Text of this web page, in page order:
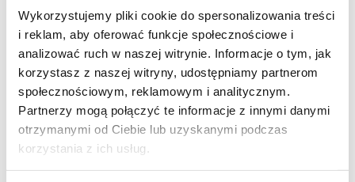
Wykorzystujemy pliki cookie do spersonalizowania treści
i reklam, aby oferować funkcje społecznościowe i
analizować ruch w naszej witrynie. Informacje o tym, jak
korzystasz z naszej witryny, udostępniamy partnerom
społecznościowym, reklamowym i analitycznym.
Partnerzy mogą połączyć te informacje z innymi danymi
otrzymanymi od Ciebie lub uzyskanymi podczas
korzystania z ich usług.
von Cookies:
Session-Cookies: Dies sind Dateien, die
auf dem Gerät des Benutzers gespeichert
sind und dort bis zum Ende der Sitzung
des jeweiligen Browsers verbleiben. Die
gespeicherte Information wird dann
dauerhaft aus dem Gerätespeicher
gelöscht. Der Sitzungscookies-